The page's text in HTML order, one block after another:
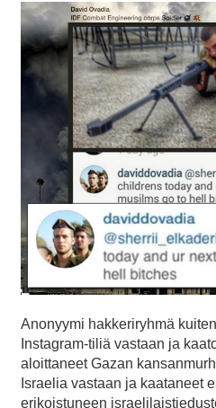
Anonyymi hakkeriryhmä
Instagram-tiliä vastaan ja
aloittaneet Gazan
Israelia vastaan ja kaataneet
erikoistuneen